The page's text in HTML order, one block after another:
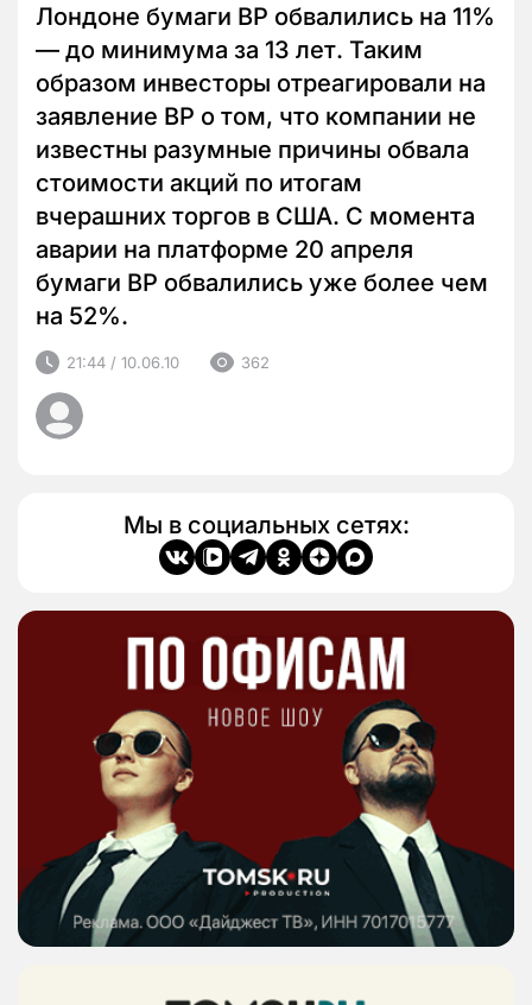
Лондоне бумаги BP обвалились на 11%
— до минимума за 13 лет. Таким
образом инвесторы отреагировали на
заявление BP о том, что компании не
известны разумные причины обвала
стоимости акций по итогам
вчерашних торгов в США. С момента
аварии на платформе 20 апреля
бумаги BP обвалились уже более чем
на 52%.
21:44 / 10.06.10 362
Мы в социальных сетях: